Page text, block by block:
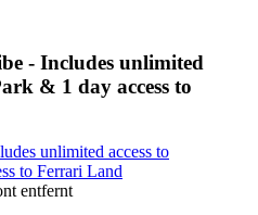
- Includes unlimited
& 1 day access to
unlimited access to
to Ferrari Land
entfernt